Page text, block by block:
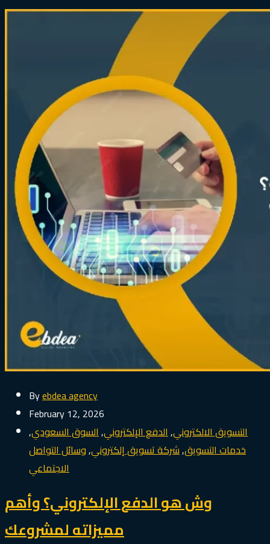
Byebdea agency
February 12, 2026
التسويق الالكتروني,الدفع الإلكتروني,السوق السعودي,
خدمات التسويق,شركة تسويق إلكتروني,وسائل التواصل
الاجتماعي
وش هو الدفع الإلكتروني؟ وأهم
مميزاته لمشروعك